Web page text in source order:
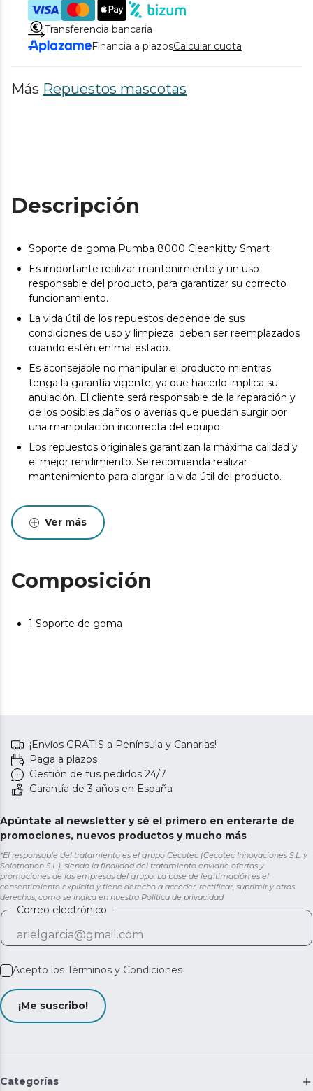
Transferencia bancaria
Financia a plazosCalcular cuota
Más Repuestos mascotas
Descripción
Soporte de goma Pumba 8000 Cleankitty Smart
Es importante realizar mantenimiento y un uso
responsable del producto, para garantizar su correcto
funcionamiento.
La vida útil de los repuestos depende de sus
condiciones de uso y limpieza; deben ser reemplazados
cuando estén en mal estado.
Es aconsejable no manipular el producto mientras
tenga la garantía vigente, ya que hacerlo implica su
anulación. El cliente será responsable de la reparación y
de los posibles daños o averías que puedan surgir por
una manipulación incorrecta del equipo.
Los repuestos originales garantizan la máxima calidad y
el mejor rendimiento. Se recomienda realizar
mantenimiento para alargar la vida útil del producto.
Ver más
Composición
1 Soporte de goma
¡Envíos GRATIS a Península y Canarias!
Paga a plazos
Gestión de tus pedidos 24/7
Garantía de 3 años en España
Apúntate al newsletter y sé el primero en enterarte de
promociones, nuevos productos y mucho más
*El responsable del tratamiento es el grupo Cecotec (Cecotec Innovaciones S.L. y
Solotriatlon S.L.), siendo la finalidad del tratamiento enviarle ofertas y
promociones de las empresas del grupo. La base de legitimación es el
consentimiento explícito y tiene derecho a acceder, rectificar, suprimir y otros
derechos, como se indica en nuestra Política de privacidad
Correo electrónico
Acepto los Términos y Condiciones
¡Me suscribo!
Categorías